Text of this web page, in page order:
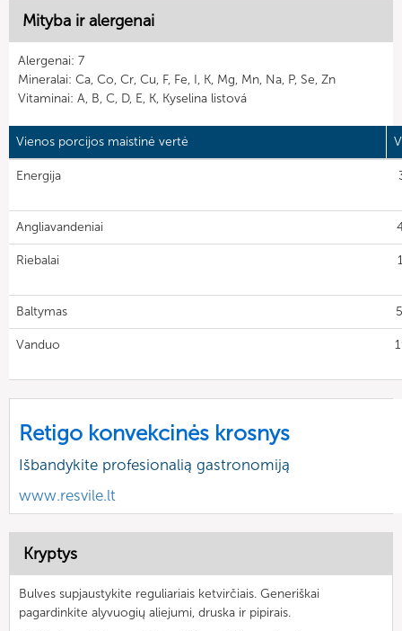
Mityba ir alergenai
Alergenai: 7
Mineralai: Ca, Co, Cr, Cu, F, Fe, I, K, Mg, Mn, Na, P, Se, Zn
Vitaminai: A, B, C, D, E, K, Kyselina listová
Vienos porcijos maistinė vertė
Energija
Angliavandeniai
Riebalai
Baltymas
Vanduo
Retigo konvekcinės krosnys
Išbandykite profesionalią gastronomiją
www.resvile.lt
Kryptys
Bulves supjaustykite reguliariais ketvirčiais. Generiškai
pagardinkite alyvuogių aliejumi, druska ir pipirais.